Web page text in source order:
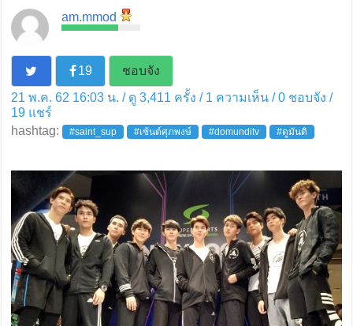
am.mmod
19
ชอบจัง
21 พ.ค. 62 16:03 น. / ดู 3,411 ครั้ง / 1 ความเห็น /0ชอบจัง /
19แชร์
hashtag:
#saint_sup #เซ้นต์ศุภพงษ์ #domunditv #ดูมันดิ